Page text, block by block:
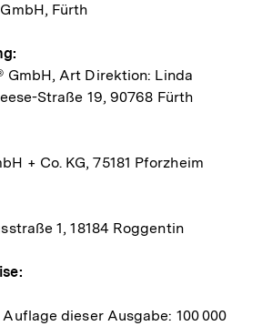
Fürth
GmbH, Art Direktion: Linda
Straße 19, 90768 Fürth
+ Co. KG, 75181 Pforzheim
1, 18184 Roggentin
dieser Ausgabe: 100 000